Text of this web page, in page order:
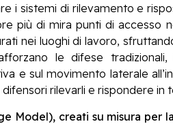
i sistemi di rilevamento e
più di mira punti di accesso
nei luoghi di lavoro,
le difese
e sul movimento laterale
rilevarli e rispondere in
Model), creati su misura per